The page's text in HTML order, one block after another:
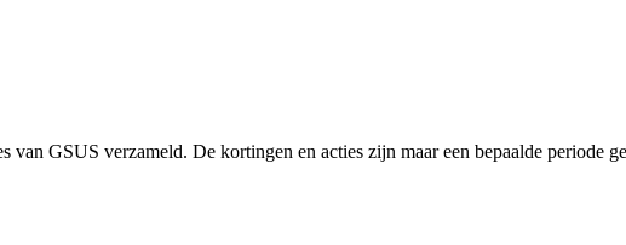
van GSUS verzameld. De kortingen en acties zijn maar een bepaalde